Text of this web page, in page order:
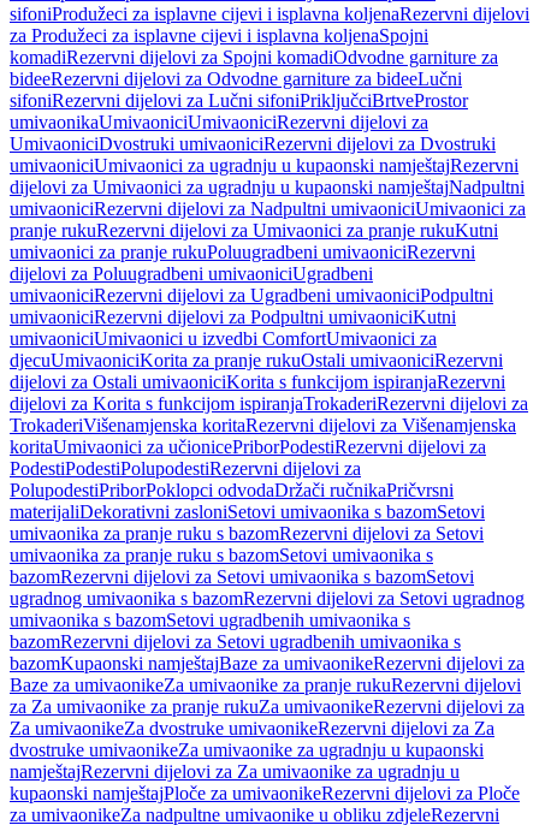
sifoniProdužeci za isplavne cijevi i isplavna koljenaRezervni dijelovi
za Produžeci za isplavne cijevi i isplavna koljenaSpojni
komadiRezervni dijelovi za Spojni komadiOdvodne garniture za
bideeRezervni dijelovi za Odvodne garniture za bideeLučni
sifoniRezervni dijelovi za Lučni sifoniPriključciBrtveProstor
umivaonikaUmivaoniciUmivaoniciRezervni dijelovi za
UmivaoniciDvostruki umivaoniciRezervni dijelovi za Dvostruki
umivaoniciUmivaonici za ugradnju u kupaonski namještajRezervni
dijelovi za Umivaonici za ugradnju u kupaonski namještajNadpultni
umivaoniciRezervni dijelovi za Nadpultni umivaoniciUmivaonici za
pranje rukuRezervni dijelovi za Umivaonici za pranje rukuKutni
umivaonici za pranje rukuPoluugradbeni umivaoniciRezervni
dijelovi za Poluugradbeni umivaoniciUgradbeni
umivaoniciRezervni dijelovi za Ugradbeni umivaoniciPodpultni
umivaoniciRezervni dijelovi za Podpultni umivaoniciKutni
umivaoniciUmivaonici u izvedbi ComfortUmivaonici za
djecuUmivaoniciKorita za pranje rukuOstali umivaoniciRezervni
dijelovi za Ostali umivaoniciKorita s funkcijom ispiranjaRezervni
dijelovi za Korita s funkcijom ispiranjaTrokaderiRezervni dijelovi za
TrokaderiVišenamjenska koritaRezervni dijelovi za Višenamjenska
koritaUmivaonici za učionicePriborPodestiRezervni dijelovi za
PodestiPodestiPolupodestiRezervni dijelovi za
PolupodestiPriborPoklopci odvodaDržači ručnikaPričvrsni
materijaliDekorativni zasloniSetovi umivaonika s bazomSetovi
umivaonika za pranje ruku s bazomRezervni dijelovi za Setovi
umivaonika za pranje ruku s bazomSetovi umivaonika s
bazomRezervni dijelovi za Setovi umivaonika s bazomSetovi
ugradnog umivaonika s bazomRezervni dijelovi za Setovi ugradnog
umivaonika s bazomSetovi ugradbenih umivaonika s
bazomRezervni dijelovi za Setovi ugradbenih umivaonika s
bazomKupaonski namještajBaze za umivaonikeRezervni dijelovi za
Baze za umivaonikeZa umivaonike za pranje rukuRezervni dijelovi
za Za umivaonike za pranje rukuZa umivaonikeRezervni dijelovi za
Za umivaonikeZa dvostruke umivaonikeRezervni dijelovi za Za
dvostruke umivaonikeZa umivaonike za ugradnju u kupaonski
namještajRezervni dijelovi za Za umivaonike za ugradnju u
kupaonski namještajPloče za umivaonikeRezervni dijelovi za Ploče
za umivaonikeZa nadpultne umivaonike u obliku zdjeleRezervni